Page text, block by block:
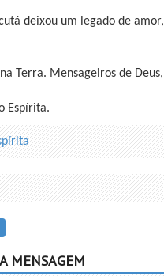
deixou um legado de
na Terra. Mensageiros de
Espírita.
MENSAGEM